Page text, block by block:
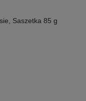
Saszetka 85 g